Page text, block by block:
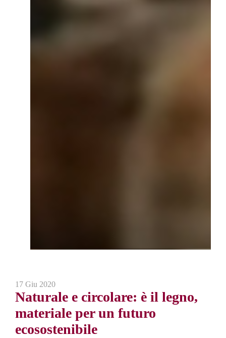
17 Giu 2020
Naturale e circolare: è il legno,
materiale per un futuro
ecosostenibile